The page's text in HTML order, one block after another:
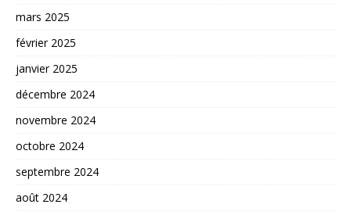
mars 2025
février 2025
janvier 2025
décembre 2024
novembre 2024
octobre 2024
septembre 2024
août 2024